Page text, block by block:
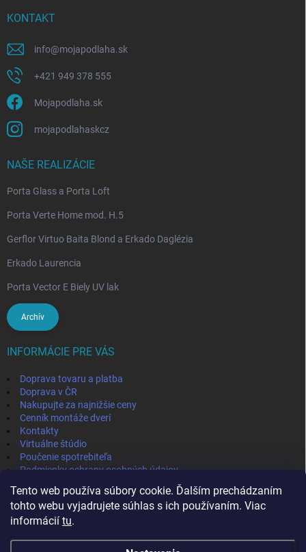
Tento web používa súbory cookie. Ďalším prechádzaním
tohto webu vyjadrujete súhlas s ich používaním. Viac
informácií tu.
KONTAKT
info@mojapodlaha.sk
+421 949 378 555
Mojapodlaha.sk
mojapodlahaskcz
NAŠE REALIZÁCIE
Porta Glass a Porta Loft
Porta Verte Home mod. H.5
Gerflor Virtuo Baita Blond a Erkado Daglézia
Erkado Laurencia
Porta Vector E Biely UV lak
Archív
INFORMÁCIE PRE VÁS
Doprava tovaru a platba
Doprava v ČR
Nakupujte za najnižšie ceny
Cenník montáže dverí
Kontakty
Virtuálne štúdio
Poučenie spotrebiteľa
Podmienky ochrany osobných údajov
Obchodné podmienky
IVPA-OKNA - zmluvný partner